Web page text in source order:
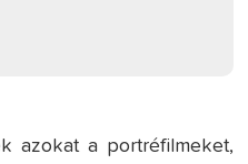
azokat a portréfilmeket,